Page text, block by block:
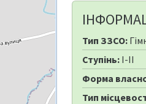
Тип ЗЗСО:
Ступінь: I-II
Форма
Тип